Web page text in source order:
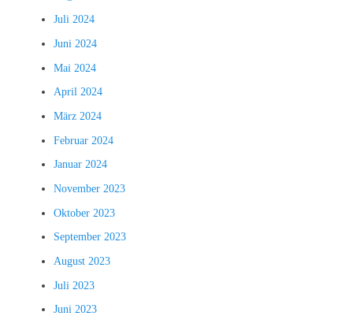
Juli 2024
Juni 2024
Mai 2024
April 2024
März 2024
Februar 2024
Januar 2024
November 2023
Oktober 2023
September 2023
August 2023
Juli 2023
Juni 2023